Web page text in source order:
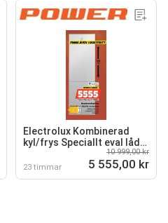
Electrolux Kombinerad
kyl/frys Speciallt eval låda
23 timmar
10 999,00 kr
5 555,00 kr